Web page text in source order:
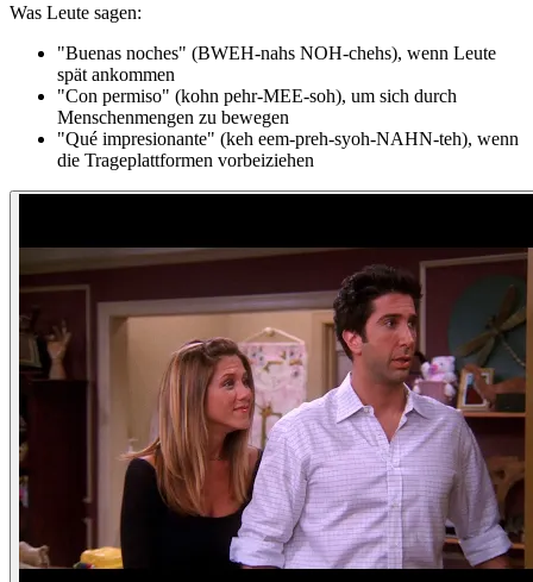
Was Leute sagen:
"Buenas noches" (BWEH-nahs NOH-chehs), wenn Leute
spät ankommen
"Con permiso" (kohn pehr-MEE-soh), um sich durch
Menschenmengen zu bewegen
"Qué impresionante" (keh eem-preh-syoh-NAHN-teh), wenn
die Trageplattformen vorbeiziehen